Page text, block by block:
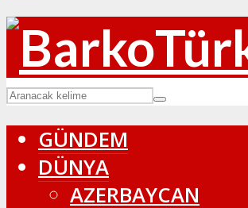
GÜNDEM
DÜNYA
AZERBAYCAN